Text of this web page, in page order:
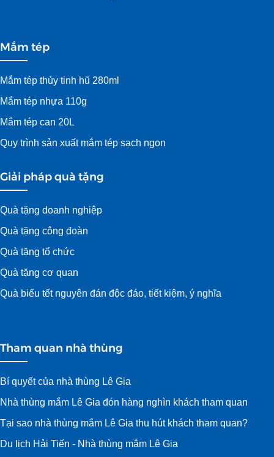
Mắm tép
Mắm tép thủy tinh hũ 280ml
Mắm tép nhựa 110g
Mắm tép can 20L
Quy trình sản xuất mắm tép sạch ngon
Giải pháp quà tặng
Quà tặng doanh nghiệp
Quà tặng công đoàn
Quà tặng tổ chức
Quà tặng cơ quan
Quà biếu tết nguyên đán độc đáo, tiết kiệm, ý nghĩa
Tham quan nhà thùng
Bí quyết của nhà thùng Lê Gia
Nhà thùng mắm Lê Gia đón hàng nghìn khách tham quan
Tại sao nhà thùng mắm Lê Gia thu hút khách tham quan?
Du lịch Hải Tiến - Nhà thùng mắm Lê Gia